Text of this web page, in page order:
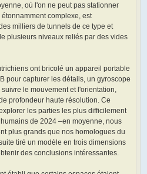
où l'on ne peut pas stationner
complexe, est
milliers de tunnels de ce type et
plusieurs niveaux reliés par des vides
ont bricolé un appareil portable
pour capturer les détails, un gyroscope
le mouvement et l'orientation,
profondeur haute résolution. Ce
les parties les plus difficilement
de 2024 –en moyenne, nous
plus grands que nos homologues du
tiré un modèle en trois dimensions
des conclusions intéressantes.